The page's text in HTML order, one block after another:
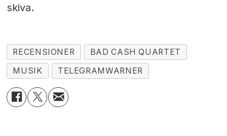
skiva.
RECENSIONER
BAD CASH QUARTET
MUSIK
TELEGRAMWARNER